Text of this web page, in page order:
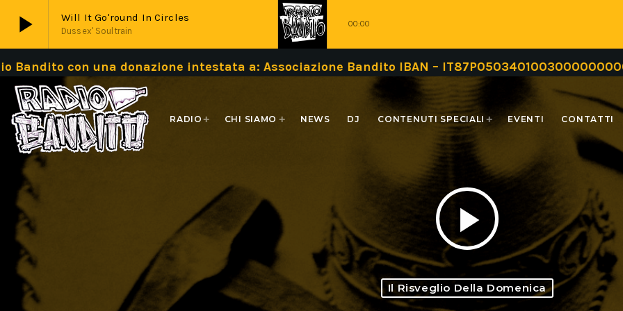
play_arrow Will It Go'round In Circles
Dussex' Soultrain
00:00
play_arrow Live
donazione intestata a: Associazione Bandito IBAN – IT87P0503401003000000000999 oppure
RADIO CHI SIAMO NEWS DJ CONTENUTI SPECIALI EVENTI CONTATTI
play_arrow
Il Risveglio Della Domenica